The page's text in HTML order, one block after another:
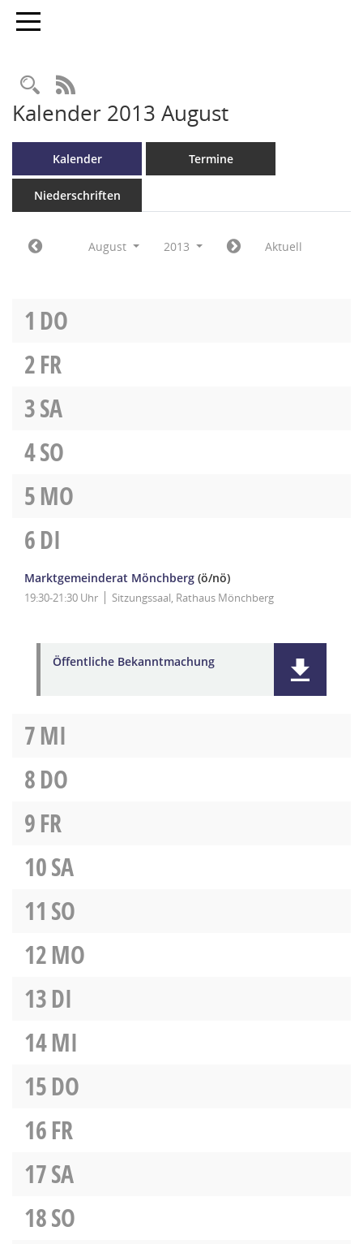
Toggle navigation
RSS-Feed
Kalender 2013 August
Kalender Termine
Niederschriften
August 2013 Aktuell
1 DO
2FR
3SA
4SO
5MO
6DI
Marktgemeinderat Mönchberg (ö/nö)
19:30-21:30 Uhr Sitzungssaal, Rathaus Mönchberg
Öffentliche Bekanntmachung
7MI
8DO
9FR
10SA
11 SO
12MO
13DI
14MI
15DO
16FR
17SA
18SO